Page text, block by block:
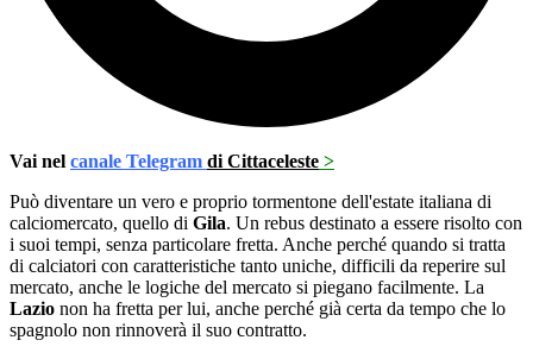
Vai nel canale Telegram di Cittaceleste >
Può diventare un vero e proprio tormentone dell'estate italiana di
calciomercato, quello di Gila. Un rebus destinato a essere risolto con
i suoi tempi, senza particolare fretta. Anche perché quando si tratta
di calciatori con caratteristiche tanto uniche, difficili da reperire sul
mercato, anche le logiche del mercato si piegano facilmente. La
Lazio non ha fretta per lui, anche perché già certa da tempo che lo
spagnolo non rinnoverà il suo contratto.